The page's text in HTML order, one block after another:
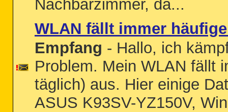
Nachbarzimmer, da...
WLAN fällt immer
Empfang - Hallo, ich
Problem. Mein WLAN fällt
täglich) aus. Hier einige
ASUS K93SV-YZ150V,